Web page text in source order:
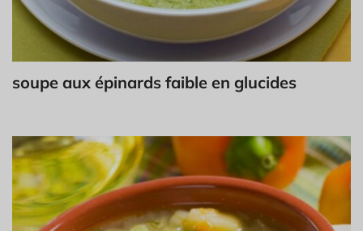
soupe aux épinards faible en glucides